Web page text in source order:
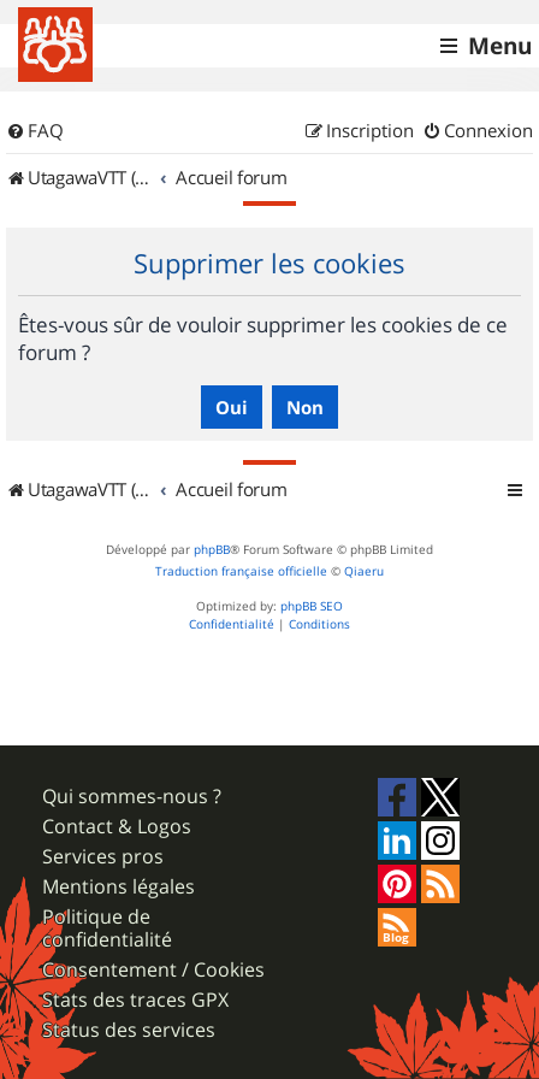
Menu
FAQ Connexion
Inscription
UtagawaVTT (Randos VTT et VTTAE avec traces GPS)
Accueil forum
Supprimer les cookies
Êtes-vous sûr de vouloir supprimer les cookies de ce
forum ?
UtagawaVTT (Randos VTT et VTTAE avec traces GPS) Accueil forum
Développé par phpBB® Forum Software © phpBB Limited
Traduction française officielle © Qiaeru
Optimized by: phpBB SEO
Confidentialité | Conditions
Qui sommes-nous ?
Contact & Logos
Services pros
Mentions légales
Politique de
confidentialité
Consentement / Cookies
Stats des traces GPX
Status des services